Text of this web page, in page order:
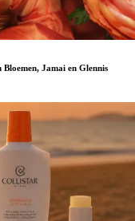
Jamai en Glennis